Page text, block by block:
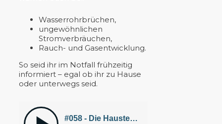
Wasserrohrbrüchen,
ungewöhnlichen
Stromverbräuchen,
Rauch- und Gasentwicklung.
So seid ihr im Notfall frühzeitig
informiert – egal ob ihr zu Hause
oder unterwegs seid.